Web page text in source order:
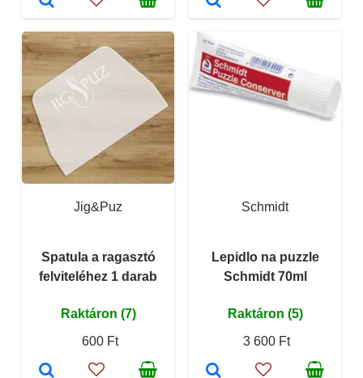
Jig&Puz
Spatula a ragasztó
felviteléhez 1 darab
Raktáron (7)
600 Ft
Schmidt
Lepidlo na puzzle
Schmidt 70ml
Raktáron (5)
3 600 Ft